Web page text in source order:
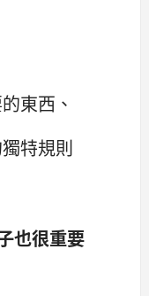
東西、
特規則
也很重要